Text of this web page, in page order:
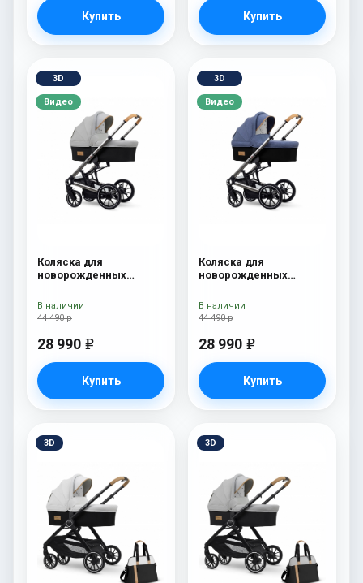
Купить Купить
3D
Видео
Коляска для
новорожденных
44 490 р
28 990 e
Купить
В наличии
3D
Видео
Коляска для
новорожденных
44 490 р
28 990 e
Купить
В наличии
3D 3D